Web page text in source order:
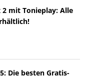
2 mit Tonieplay: Alle
Die besten Gratis-